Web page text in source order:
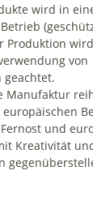
wird in
Produktion
von
geachtet.
Manufaktur
und
Kreativität